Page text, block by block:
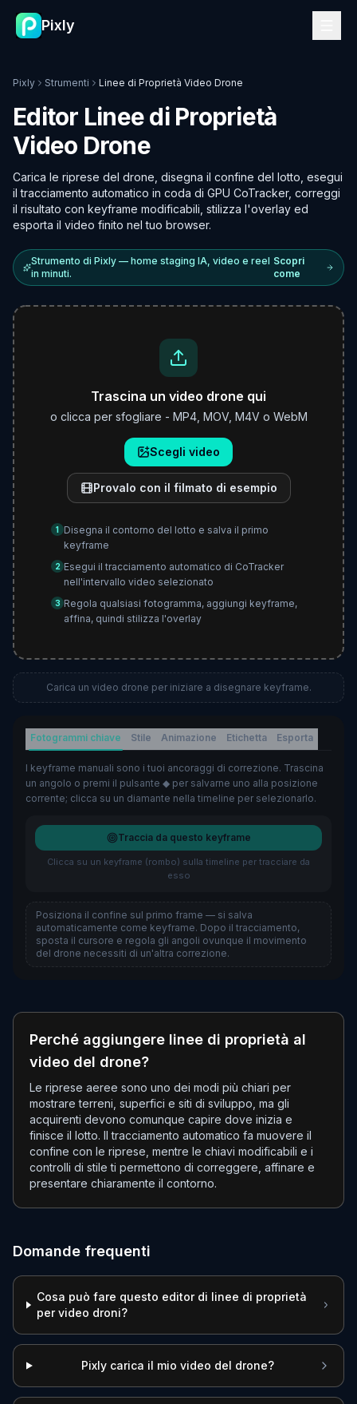
Pixly
Pixly Strumenti Linee di Proprietà Video Drone
Editor Linee di Proprietà
Video Drone
Carica le riprese del drone, disegna il confine del lotto, esegui
il tracciamento automatico in coda di GPU CoTracker, correggi
il risultato con keyframe modificabili, stilizza l'overlay ed
esporta il video finito nel tuo browser.
Strumento di Pixly — home staging IA, video e reel
in minuti.
Scopri
come
Trascina un video drone qui
o clicca per sfogliare - MP4, MOV, M4V o WebM
Scegli video
Provalo con il filmato di esempio
1 Disegna il contorno del lotto e salva il primo
keyframe
2 Esegui il tracciamento automatico di CoTracker
nell'intervallo video selezionato
3 Regola qualsiasi fotogramma, aggiungi keyframe,
affina, quindi stilizza l'overlay
Carica un video drone per iniziare a disegnare keyframe.
Fotogrammi chiave Stile Animazione Etichetta Esporta
I keyframe manuali sono i tuoi ancoraggi di correzione. Trascina
un angolo o premi il pulsante ◆ per salvarne uno alla posizione
corrente; clicca su un diamante nella timeline per selezionarlo.
Traccia da questo keyframe
Clicca su un keyframe (rombo) sulla timeline per tracciare da
esso
Posiziona il confine sul primo frame — si salva
automaticamente come keyframe. Dopo il tracciamento,
sposta il cursore e regola gli angoli ovunque il movimento
del drone necessiti di un'altra correzione.
Perché aggiungere linee di proprietà al
video del drone?
Le riprese aeree sono uno dei modi più chiari per
mostrare terreni, superfici e siti di sviluppo, ma gli
acquirenti devono comunque capire dove inizia e
finisce il lotto. Il tracciamento automatico fa muovere il
confine con le riprese, mentre le chiavi modificabili e i
controlli di stile ti permettono di correggere, affinare e
presentare chiaramente il contorno.
Domande frequenti
Cosa può fare questo editor di linee di proprietà
per video droni?
Pixly carica il mio video del drone?